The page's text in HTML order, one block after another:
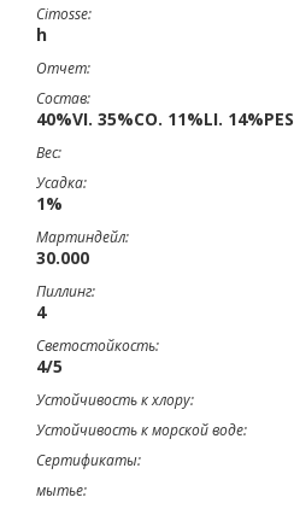
Cimosse:
h
Отчет:
Состав:
40%VI. 35%CO. 11%LI. 14%PES
Вес:
Усадка:
1%
Мартиндейл:
30.000
Пиллинг:
4
Светостойкость:
4/5
Устойчивость к хлору:
Устойчивость к морской воде:
Сертификаты:
мытье: